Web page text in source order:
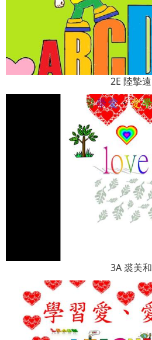
2E 陸摯遠
3A 裘美和